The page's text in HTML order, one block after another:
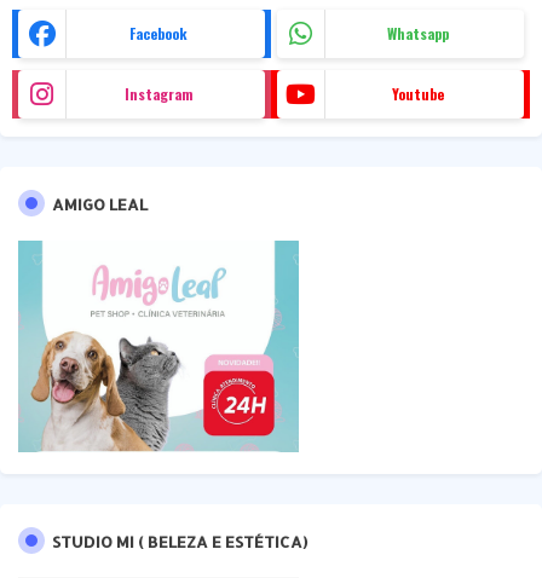
Facebook Whatsapp
Instagram Youtube
AMIGO LEAL
STUDIO MI ( BELEZA E ESTÉTICA)